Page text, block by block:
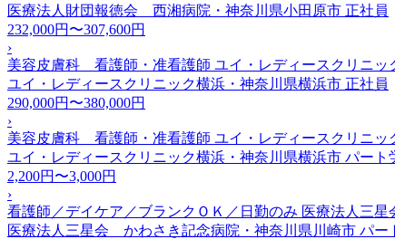
医療法人財団報徳会 西湘病院・神奈川県小田原市 正社員
232,000円〜307,600円
›
美容皮膚科 看護師・准看護師 ユイ・レディースクリニッ
ユイ・レディースクリニック横浜・神奈川県横浜市 正社員
290,000円〜380,000円
›
美容皮膚科 看護師・准看護師 ユイ・レディースクリニッ
ユイ・レディースクリニック横浜・神奈川県横浜市 パート
2,200円〜3,000円
›
看護師／デイケア／ブランクＯＫ／日勤のみ 医療法人三
医療法人三星会 かわさき記念病院・神奈川県川崎市 パー